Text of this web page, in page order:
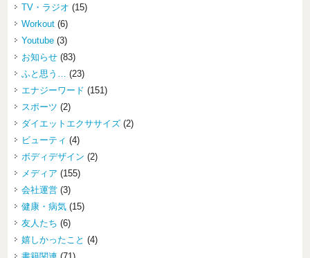
TV・ラジオ (15)
Workout (6)
Youtube (3)
お知らせ (83)
ふと思う… (23)
エナジーワード (151)
スポーツ (2)
ダイエットエクササイズ (2)
ビューティ (4)
ボディデザイン (2)
メディア (155)
会社運営 (3)
健康・病気 (15)
友人たち (6)
嬉しかったこと (4)